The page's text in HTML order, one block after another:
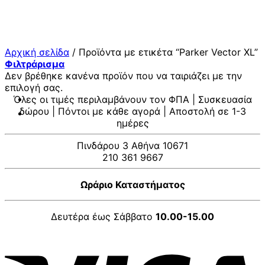
Αρχική σελίδα / Προϊόντα με ετικέτα “Parker Vector XL”
Φιλτράρισμα
Δεν βρέθηκε κανένα προϊόν που να ταιριάζει με την
επιλογή σας.
Όλες οι τιμές περιλαμβάνουν τον ΦΠΑ | Συσκευασία
δώρου | Πόντοι με κάθε αγορά | Αποστολή σε 1-3
ημέρες
Πινδάρου 3 Αθήνα 10671
210 361 9667
Ωράριο Καταστήματος
Δευτέρα έως Σάββατο 10.00-15.00